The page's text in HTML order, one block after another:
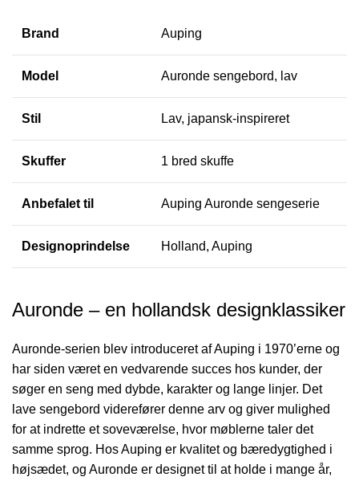
Brand Auping
Model Auronde sengebord, lav
Stil Lav, japansk-inspireret
Skuffer 1 bred skuffe
Anbefalet til Auping Auronde sengeserie
Designoprindelse Holland, Auping
Auronde – en hollandsk designklassiker
Auronde-serien blev introduceret af Auping i 1970’erne og
har siden været en vedvarende succes hos kunder, der
søger en seng med dybde, karakter og lange linjer. Det
lave sengebord viderefører denne arv og giver mulighed
for at indrette et soveværelse, hvor møblerne taler det
samme sprog. Hos Auping er kvalitet og bæredygtighed i
højsædet, og Auronde er designet til at holde i mange år,